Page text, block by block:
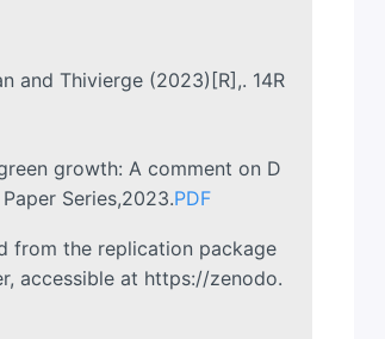
and Thivierge (2023)[R],. 14R
growth: A comment on D
Series,2023.PDF
from the replication package
accessible at https://zenodo.